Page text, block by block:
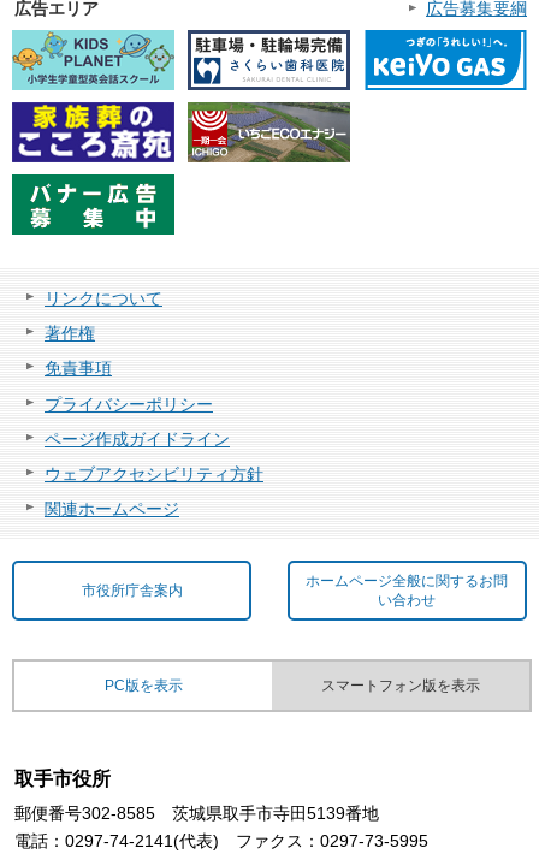
広告エリア 広告募集要綱
リンクについて
著作権
免責事項
プライバシーポリシー
ページ作成ガイドライン
ウェブアクセシビリティ方針
関連ホームページ
市役所庁舎案内
ホームページ全般に関するお問
い合わせ
PC版を表示 スマートフォン版を表示
取手市役所
郵便番号302-8585 茨城県取手市寺田5139番地
電話：0297-74-2141(代表) ファクス：0297-73-5995